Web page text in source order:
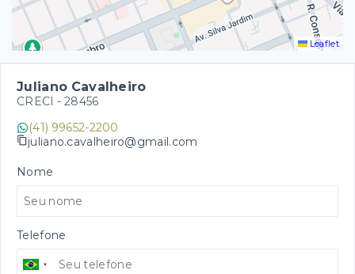
Leaflet
Juliano Cavalheiro
CRECI - 28456
(41) 99652-2200
juliano.cavalheiro@gmail.com
Nome
Telefone